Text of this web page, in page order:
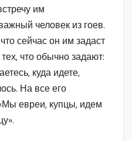
им
человек из гоев.
сейчас он им задаст
что обычно задают:
куда идете,
На все его
евреи, купцы, идем